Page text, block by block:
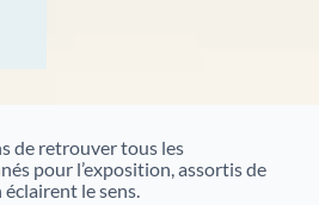
des événements marquants.
de retrouver tous les
pour l’exposition, assortis de
le sens.
des Archives d'Alsace